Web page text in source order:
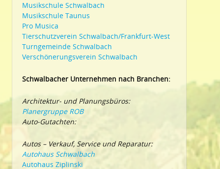
Musikschule Schwalbach
Musikschule Taunus
Pro Musica
Tierschutzverein Schwalbach/Frankfurt-West
Turngemeinde Schwalbach
Verschönerungsverein Schwalbach
Schwalbacher Unternehmen nach Branchen:
Architektur- und Planungsbüros:
Planergruppe ROB
Auto-Gutachten:
Autos – Verkauf, Service und Reparatur:
Autohaus Schwalbach
Autohaus Ziplinski